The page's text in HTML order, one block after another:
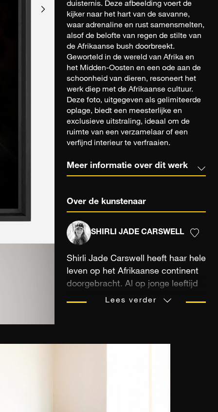
duisternis. Deze afbeelding voert de
kijker naar het hart van de savanne,
waar adrenaline en rust samensmelten,
alsof de belofte van regen de stilte van
de Afrikaanse bush doorbreekt.
Geworteld in de wereld van Afrika en
het Midden-Oosten en een ode aan de
schoonheid van dieren, resoneert het
werk diep met de Afrikaanse cultuur.
Deze foto, uitgegeven als gelimiteerde
oplage, biedt een meesterlijke en
exclusieve uitstraling, ideaal om de
ruimte van een verzamelaar of een
verfijnd interieur te verfraaien.
Meer informatie over dit werk
Over de kunstenaar
SHIRLI JADE CARSWELL
Shirli Jade Carswell heeft haar hele
leven op het Afrikaanse continent
doorgebracht. Al op jonge leeftijd
trok ze met haar ouders door de
Lees verder